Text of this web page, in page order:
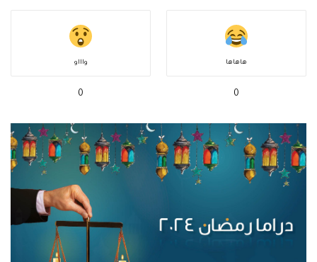
هاهاها
0
واااو
0